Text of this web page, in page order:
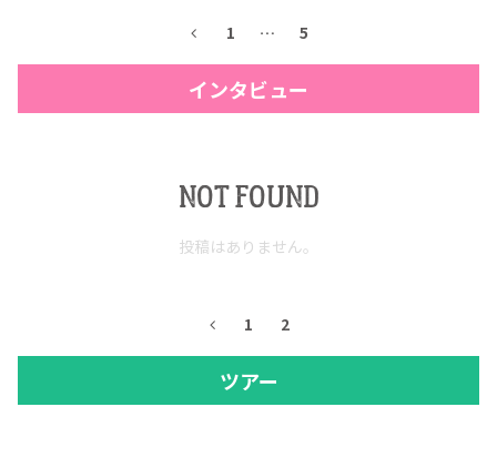
1 … 5
インタビュー
NOT FOUND
投稿はありません。
1 2
ツアー